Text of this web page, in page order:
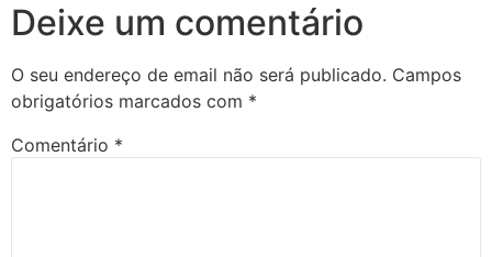
Deixe um comentário
O seu endereço de email não será publicado. Campos
obrigatórios marcados com *
Comentário *